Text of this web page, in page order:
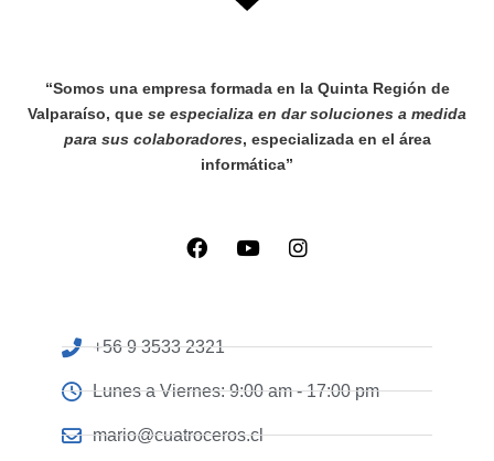
“Somos una empresa formada en la Quinta Región de
Valparaíso, que se especializa en dar soluciones a medida
para sus colaboradores, especializada en el área
informática”
+56 9 3533 2321
Lunes a Viernes: 9:00 am - 17:00 pm
mario@cuatroceros.cl